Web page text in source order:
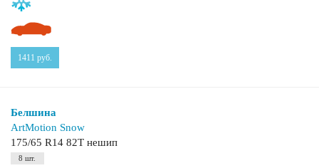
1411 руб.
Белшина
ArtMotion Snow
175/65 R14 82T нешип
8 шт.